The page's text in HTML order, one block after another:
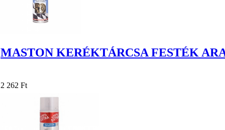
MASTON KERÉKTÁRCSA FESTÉK
2 262 Ft